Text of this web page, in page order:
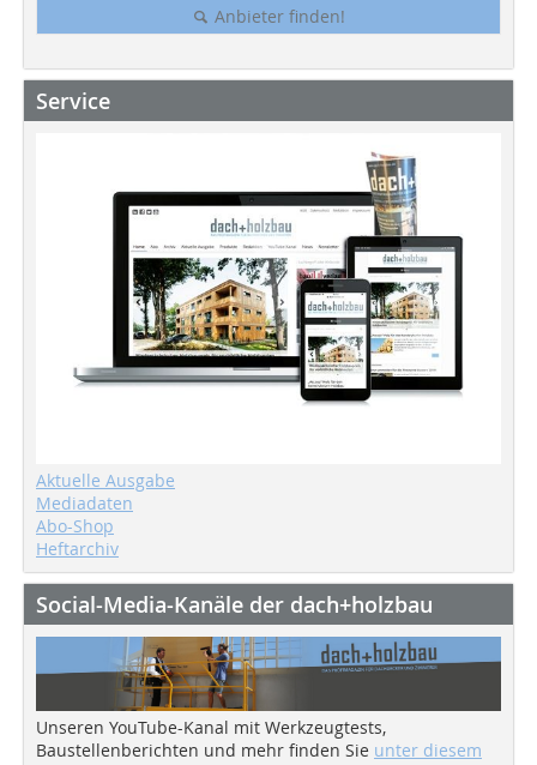
Anbieter finden!
Service
Aktuelle Ausgabe
Mediadaten
Abo-Shop
Heftarchiv
Social-Media-Kanäle der dach+holzbau
Unseren YouTube-Kanal mit Werkzeugtests,
Baustellenberichten und mehr finden Sie unter diesem